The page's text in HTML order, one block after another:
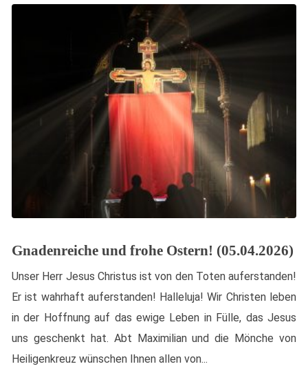
Gnadenreiche und frohe Ostern! (05.04.2026)
Unser Herr Jesus Christus ist von den Toten auferstanden!
Er ist wahrhaft auferstanden! Halleluja! Wir Christen leben
in der Hoffnung auf das ewige Leben in Fülle, das Jesus
uns geschenkt hat. Abt Maximilian und die Mönche von
Heiligenkreuz wünschen Ihnen allen von...